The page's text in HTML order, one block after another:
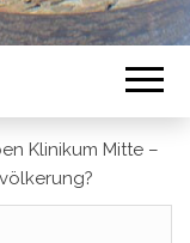
Klinikum Mitte –